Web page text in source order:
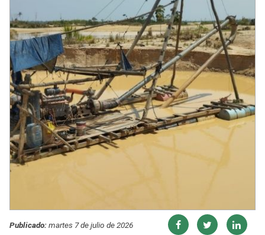
Publicado:martes 7 de julio de 2026